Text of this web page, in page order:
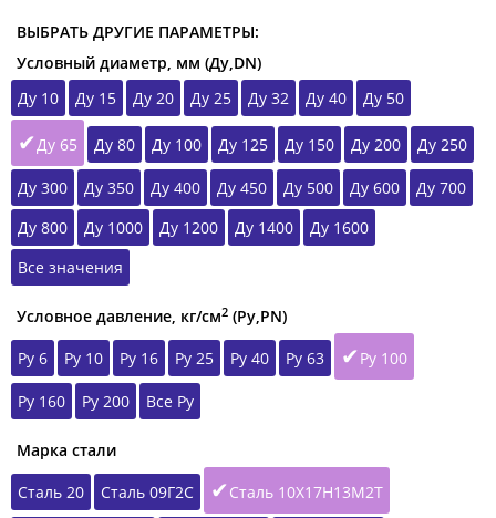
ВЫБРАТЬ ДРУГИЕ ПАРАМЕТРЫ:
Условный диаметр, мм (Ду,DN)
Ду 10
Ду 15 Ду 20 Ду 25 Ду 32 Ду 40 Ду 50
Ду 65 Ду 80 Ду 100 Ду 125 Ду 150 Ду 200 Ду 250
Ду 300 Ду 350 Ду 400 Ду 450 Ду 500 Ду 600
Ду 700
Ду 800
Ду 1000 Ду 1200 Ду 1400
Ду 1600
Все значения
Условное давление, кг/см2 (Ру,РN)
Ру 6
Ру 10 Ру 16 Ру 25 Ру 40 Ру 63 Ру 100
Ру 160 Ру 200 Все Ру
Марка стали
Сталь 20
Сталь 09Г2С Сталь 10Х17Н13М2Т